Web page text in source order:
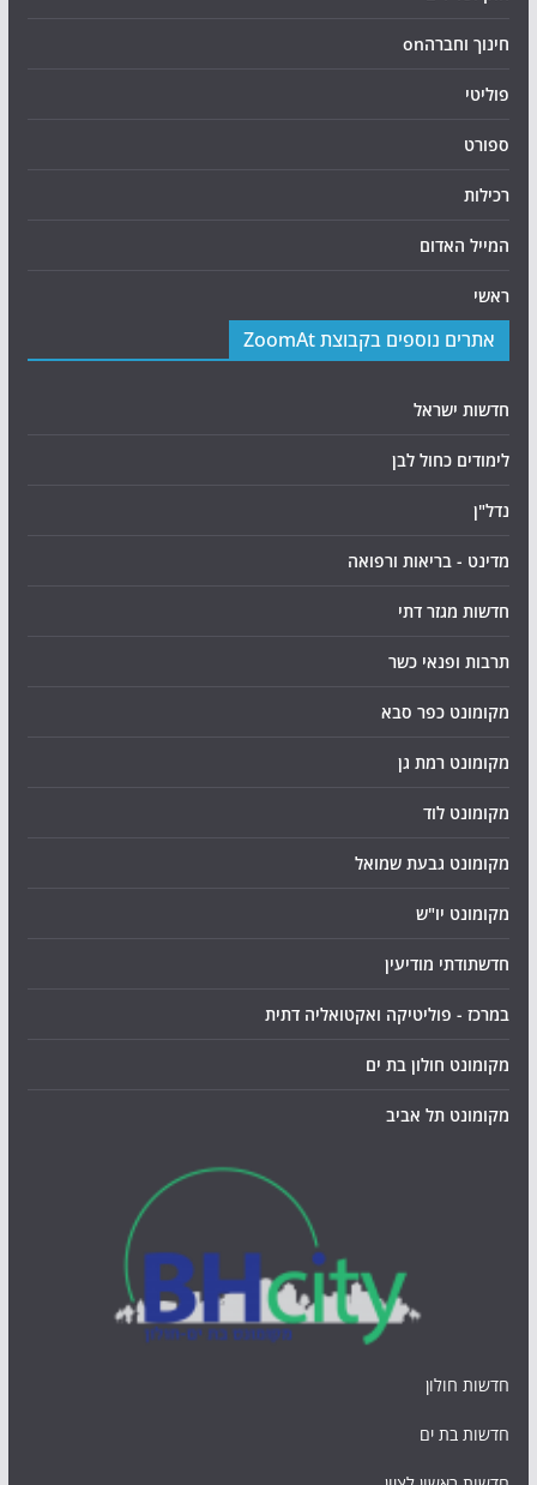
חינוך וחברהon
פוליטי
ספורט
רכילות
המייל האדום
ראשי
אתרים נוספים בקבוצת ZoomAt
חדשות ישראל
לימודים כחול לבן
נדל"ן
מדינט - בריאות ורפואה
חדשות מגזר דתי
תרבות ופנאי כשר
מקומונט כפר סבא
מקומונט רמת גן
מקומונט לוד
מקומונט גבעת שמואל
מקומונט יו"ש
חדשתודתי מודיעין
במרכז - פוליטיקה ואקטואליה דתית
מקומונט חולון בת ים
מקומונט תל אביב
חדשות חולון
חדשות בת ים